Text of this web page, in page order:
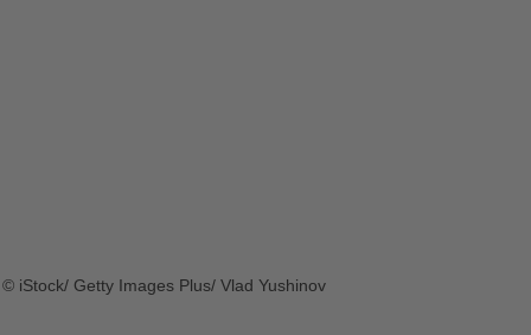
© iStock/ Getty Images Plus/ Vlad Yushinov